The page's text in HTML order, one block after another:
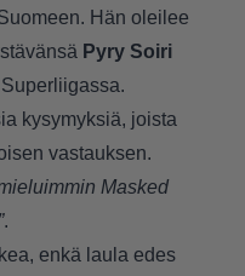
Hän oleilee
Pyry Soiri
kysymyksiä, joista
vastauksen.
Masked
.
enkä laula edes